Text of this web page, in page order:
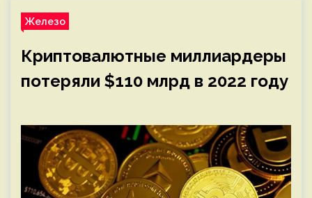
Железо
Криптовалютные миллиардеры
потеряли $110 млрд в 2022 году